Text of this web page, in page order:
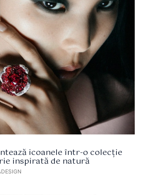
icoanele într-o colecție
inspirată de natură